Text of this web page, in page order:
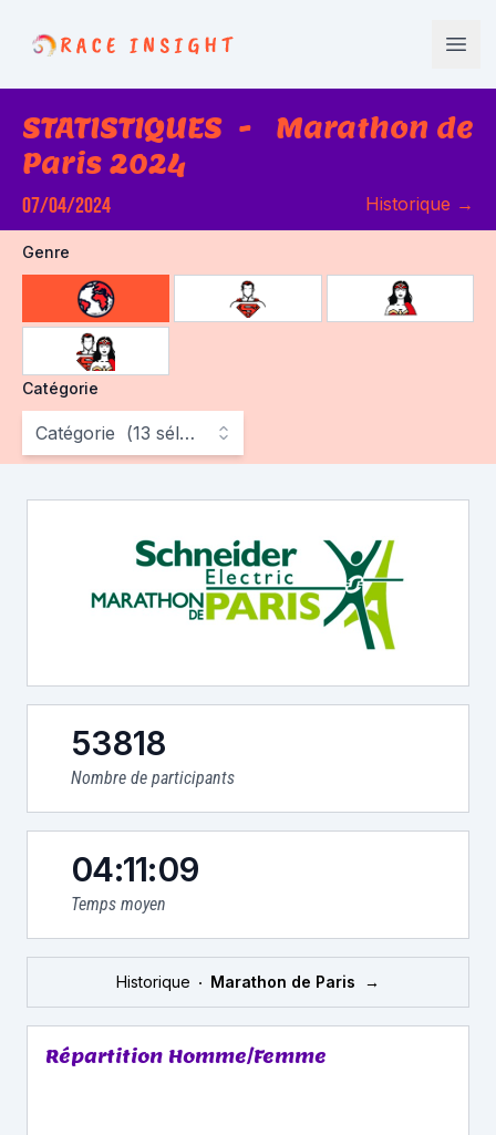
Race Insight
STATISTIQUES - Marathon de
Paris 2024
07/04/2024 Historique →
Genre
choose gender
Catégorie
Catégorie (13 sélectionné
Nombre de participants
53818
Temps moyen
04:11:09
Historique Marathon de Paris →
Répartition Homme/Femme